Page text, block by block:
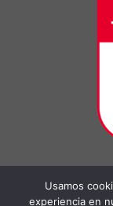
Usamos
experiencia en